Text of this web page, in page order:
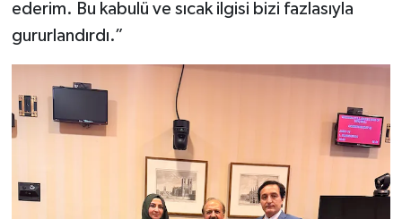
ederim. Bu kabulü ve sıcak ilgisi bizi fazlasıyla
gururlandırdı.”